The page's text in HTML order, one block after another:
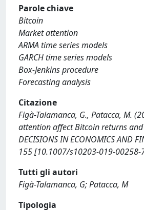
Parole chiave
Bitcoin
Market attention
ARMA time series models
GARCH time series models
Box-Jenkins procedure
Forecasting analysis
Citazione
Figà-Talamanca, G., Patacca, M.
attention affect Bitcoin returns
DECISIONS IN ECONOMICS AND
155 [10.1007/s10203-019-00258-
Tutti gli autori
Figà-Talamanca, G; Patacca, M
Tipologia